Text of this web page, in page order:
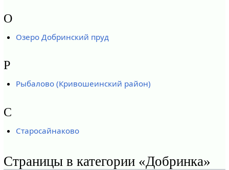
О
Озеро Добринский пруд
Р
Рыбалово (Кривошеинский район)
С
Старосайнаково
Страницы в категории «Добринка»